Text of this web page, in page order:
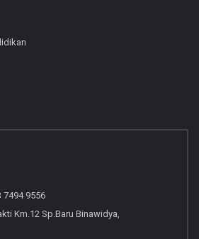
7494 9556
Km.12 Sp.Baru Binawidya,